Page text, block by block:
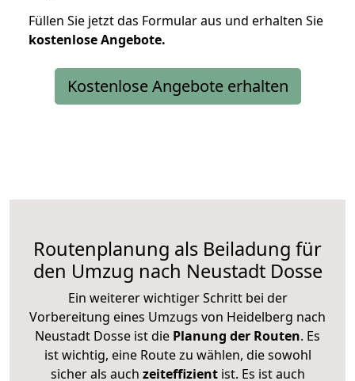
Füllen Sie jetzt das Formular aus und erhalten Sie
kostenloseAngebote.
Kostenlose Angebote erhalten
Routenplanung als Beiladung für
den Umzug nach Neustadt Dosse
Ein weiterer wichtiger Schritt bei der
Vorbereitung eines Umzugs von Heidelberg nach
Neustadt Dosse ist die Planung der Routen. Es
ist wichtig, eine Route zu wählen, die sowohl
sicher als auch zeiteffizientist. Es ist auch